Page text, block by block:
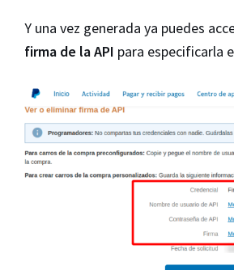
Y una vez generada ya puedes
firma de la API para especificarla